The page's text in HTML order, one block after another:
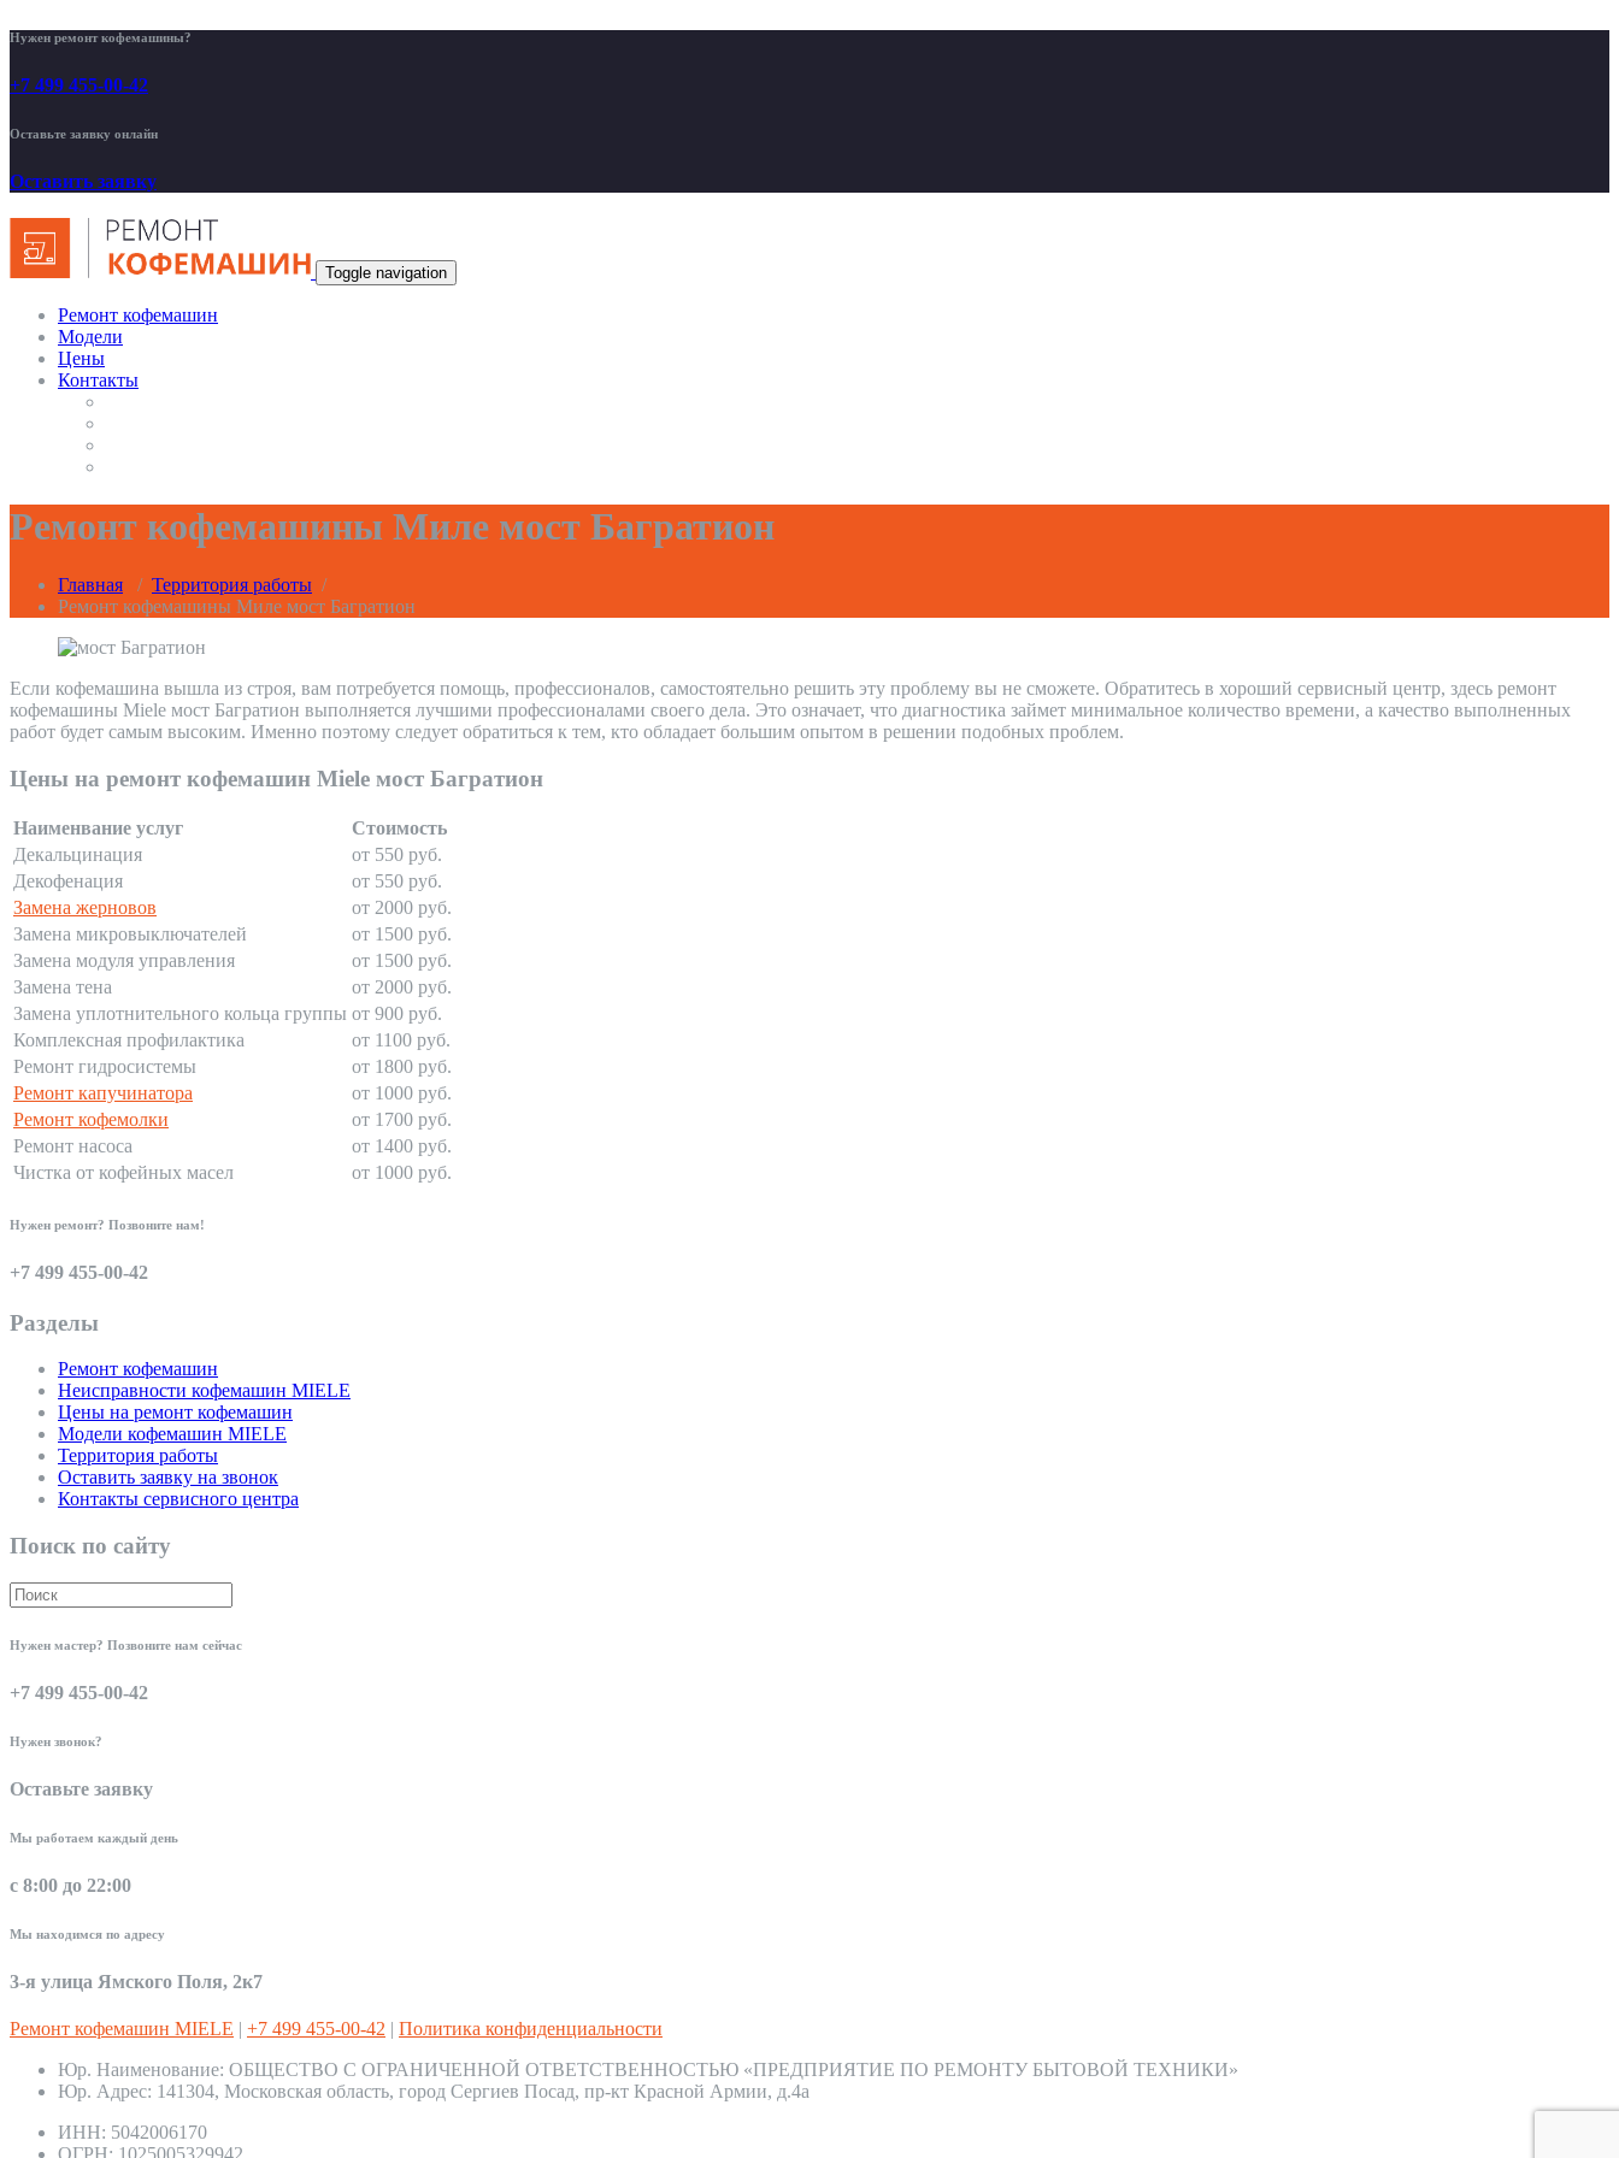
Нужен ремонт кофемашины?
+7 499 455-00-42
Оставьте заявку онлайн
Оставить заявку
Toggle navigation
Ремонт кофемашин
Модели
Цены
Контакты
Ремонт кофемашины Миле мост Багратион
Главная / Территория работы /
Ремонт кофемашины Миле мост Багратион
Если кофемашина вышла из строя, вам потребуется помощь, профессионалов, самостоятельно решить эту проблему вы не сможете. Обратитесь в хороший сервисный центр, здесь ремонт
кофемашины Miele мост Багратион выполняется лучшими профессионалами своего дела. Это означает, что диагностика займет минимальное количество времени, а качество выполненных
работ будет самым высоким. Именно поэтому следует обратиться к тем, кто обладает большим опытом в решении подобных проблем.
Цены на ремонт кофемашин Miele мост Багратион
Наименвание услуг
Стоимость
Декальцинация
от 550 руб.
Декофенация
от 550 руб.
Замена жерновов
от 2000 руб.
Замена микровыключателей
от 1500 руб.
Замена модуля управления
от 1500 руб.
Замена тена
от 2000 руб.
Замена уплотнительного кольца группы от 900 руб.
Комплексная профилактика
от 1100 руб.
Ремонт гидросистемы
от 1800 руб.
Ремонт капучинатора
от 1000 руб.
Ремонт кофемолки
от 1700 руб.
Ремонт насоса
от 1400 руб.
Чистка от кофейных масел
от 1000 руб.
Нужен ремонт? Позвоните нам!
+7 499 455-00-42
Разделы
Ремонт кофемашин
Неисправности кофемашин MIELE
Цены на ремонт кофемашин
Модели кофемашин MIELE
Территория работы
Оставить заявку на звонок
Контакты сервисного центра
Поиск по сайту
Нужен мастер? Позвоните нам сейчас
+7 499 455-00-42
Нужен звонок?
Оставьте заявку
Мы работаем каждый день
с 8:00 до 22:00
Мы находимся по адресу
3-я улица Ямского Поля, 2к7
Ремонт кофемашин MIELE | +7 499 455-00-42 | Политика конфиденциальности
Юр. Наименование: ОБЩЕСТВО С ОГРАНИЧЕННОЙ ОТВЕТСТВЕННОСТЬЮ «ПРЕДПРИЯТИЕ ПО РЕМОНТУ БЫТОВОЙ ТЕХНИКИ»
Юр. Адрес: 141304, Московская область, город Сергиев Посад, пр-кт Красной Армии, д.4а
ИНН: 5042006170
ОГРН: 1025005329942